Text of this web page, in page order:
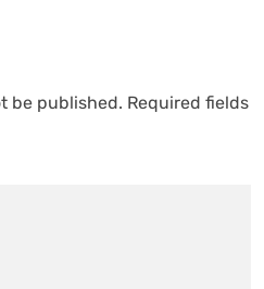
be published. Required fields